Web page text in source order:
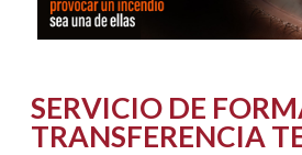
SERVICIO DE
TRANSFERENCIA